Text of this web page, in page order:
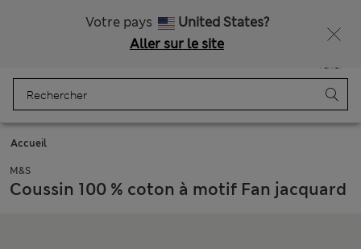
Votre pays
United States?
Aller sur le site
Panier
Accueil
M&S
Coussin 100 % coton à motif Fan jacquard